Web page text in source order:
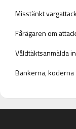
Misstänkt
Fårägaren om
Våldtäktsanmälda
Bankerna,